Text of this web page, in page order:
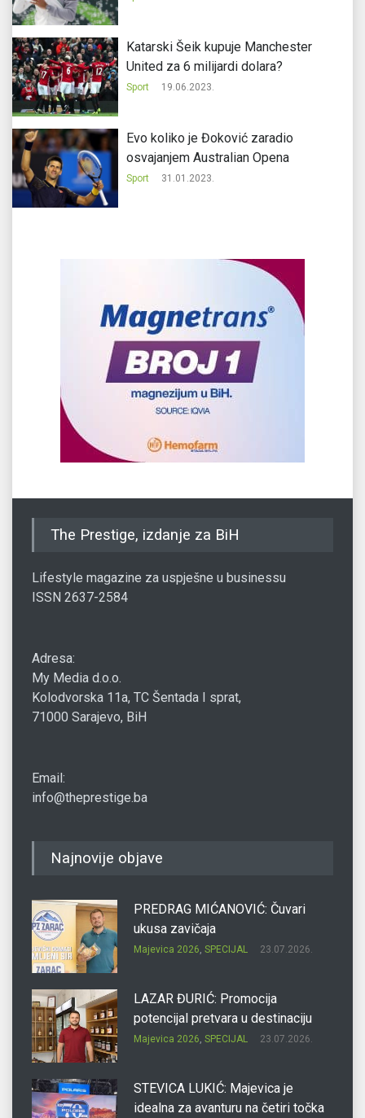
Katarski Šeik kupuje Manchester
United za 6 milijardi dolara?
Sport 19.06.2023.
Evo koliko je Đoković zaradio
osvajanjem Australian Opena
Sport 31.01.2023.
The Prestige, izdanje za BiH
Lifestyle magazine za uspješne u businessu
ISSN 2637-2584
Adresa:
My Media d.o.o.
Kolodvorska 11a, TC Šentada I sprat,
71000 Sarajevo, BiH
Email:
info@theprestige.ba
Najnovije objave
PREDRAG MIĆANOVIĆ: Čuvari
ukusa zavičaja
Majevica 2026, SPECIJAL 23.07.2026.
LAZAR ĐURIĆ: Promocija
potencijal pretvara u destinaciju
Majevica 2026, SPECIJAL 23.07.2026.
STEVICA LUKIĆ: Majevica je
idealna za avanturu na četiri točka